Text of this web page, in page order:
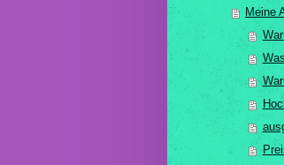
Meine